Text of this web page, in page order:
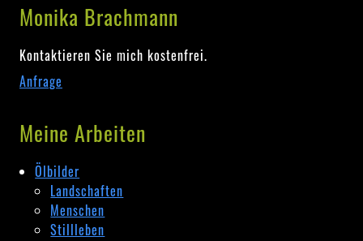
Monika Brachmann
Kontaktieren Sie mich kostenfrei.
Anfrage
Meine Arbeiten
Ölbilder
Landschaften
Menschen
Stillleben